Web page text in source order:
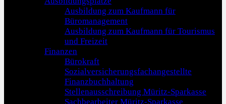
Ausbildung zum Kaufmann für
Büromanagement
Ausbildung zum Kaufmann für Tourismus
und Freizeit
Finanzen
Bürokraft
Sozialversicherungsfachangestellte
Finanzbuchhaltung
Stellenausschreibung Müritz-Sparkasse
Sachbearbeiter Müritz-Sparkasse